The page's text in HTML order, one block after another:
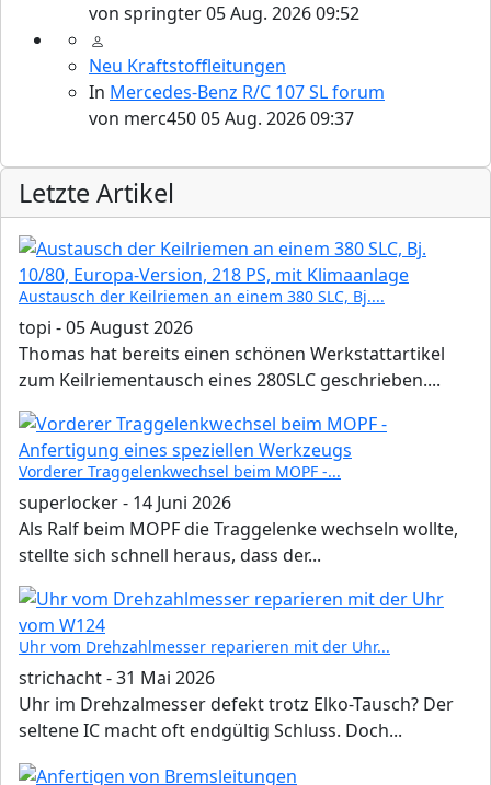
Find experts around MB 107 SL / SLC
von springter05 Aug. 2026 09:52
Neu Kraftstoffleitungen
In Mercedes-Benz R/C 107 SL forum
von merc45005 Aug. 2026 09:37
Letzte Artikel
Austausch der Keilriemen an einem 380 SLC, Bj....
topi -05 August 2026
Thomas hat bereits einen schönen Werkstattartikel
zum Keilriementausch eines 280SLC geschrieben....
Vorderer Traggelenkwechsel beim MOPF -...
superlocker- 14 Juni 2026
Als Ralf beim MOPF die Traggelenke wechseln wollte,
stellte sich schnell heraus, dass der...
Uhr vom Drehzahlmesser reparieren mit der Uhr...
strichacht-31 Mai 2026
Uhr im Drehzalmesser defekt trotz Elko-Tausch? Der
seltene IC macht oft endgültig Schluss. Doch...